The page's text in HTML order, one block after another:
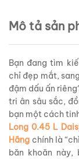
Mô tả sản
Bạn đang tìm
chỉ đẹp mắt,
đậm dấu ấn
tri ân sâu sắc,
bạn một cách
Long 0.45 L
Hãng chính là
băn khoăn